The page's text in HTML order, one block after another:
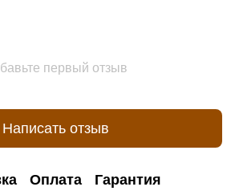
первый отзыв
Написать отзыв
Оплата Гарантия